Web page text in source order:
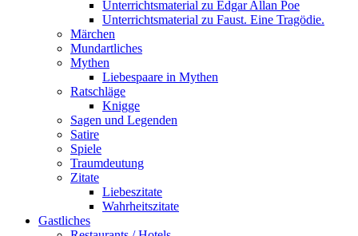
Unterrichtsmaterial zu Edgar Allan Poe
Unterrichtsmaterial zu Faust. Eine Tragödie.
Märchen
Mundartliches
Mythen
Liebespaare in Mythen
Ratschläge
Knigge
Sagen und Legenden
Satire
Spiele
Traumdeutung
Zitate
Liebeszitate
Wahrheitszitate
Gastliches